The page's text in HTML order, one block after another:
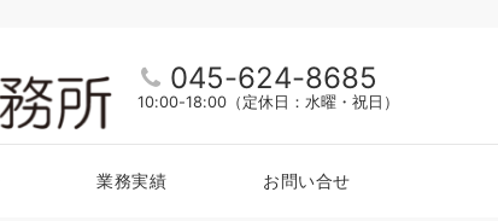
045-624-8685
10:00-18:00（定休日：水曜・祝日）
業務実績 お問い合せ